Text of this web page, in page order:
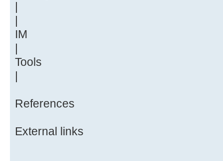
IM
Tools
References
External links